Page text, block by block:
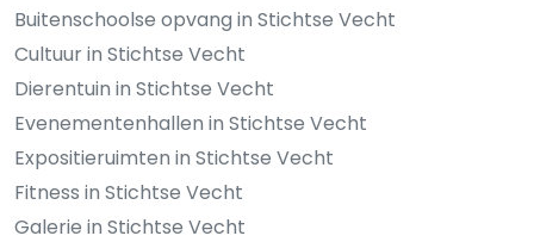
Buitenschoolse opvang in Stichtse Vecht
Cultuur in Stichtse Vecht
Dierentuin in Stichtse Vecht
Evenementenhallen in Stichtse Vecht
Expositieruimten in Stichtse Vecht
Fitness in Stichtse Vecht
Galerie in Stichtse Vecht